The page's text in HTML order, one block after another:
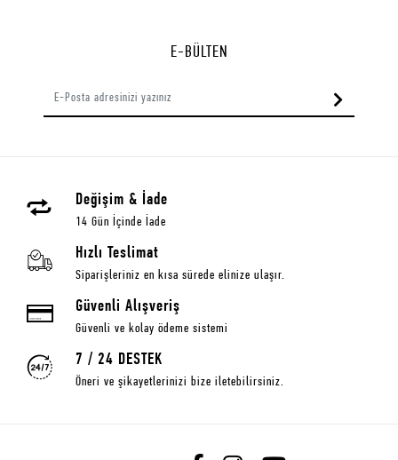
E-BÜLTEN
Değişim & İade
14 Gün İçinde İade
Hızlı Teslimat
Siparişleriniz en kısa sürede elinize ulaşır.
Güvenli Alışveriş
Güvenli ve kolay ödeme sistemi
7 / 24 DESTEK
Öneri ve şikayetlerinizi bize iletebilirsiniz.